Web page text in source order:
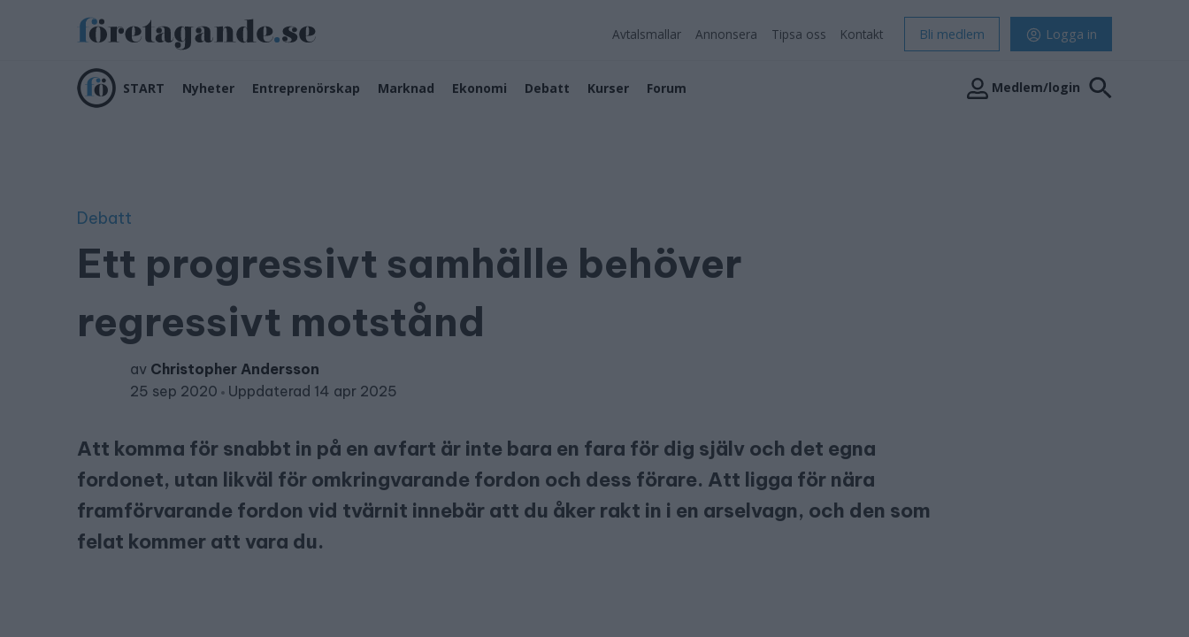
Avtalsmallar Annonsera Tipsa oss Kontakt Bli medlem Logga in
START Nyheter Entreprenörskap Marknad Ekonomi Debatt Kurser Forum Medlem/login
Debatt
Ett progressivt samhälle behöver
regressivt motstånd
av Christopher Andersson
25 sep 2020
Uppdaterad 14 apr 2025
Att komma för snabbt in på en avfart är inte bara en fara för dig själv och det egna
fordonet, utan likväl för omkringvarande fordon och dess förare. Att ligga för nära
framförvarande fordon vid tvärnit innebär att du åker rakt in i en arselvagn, och den som
felat kommer att vara du.